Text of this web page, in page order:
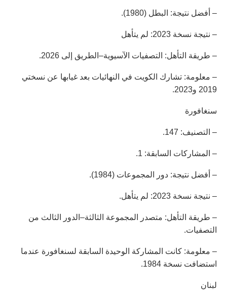
– أفضل نتيجة: البطل (1980).
– نتيجة نسخة 2023: لم يتأهل
– طريقة التأهل: التصفيات الآسيوية–الطريق إلى 2026.
– معلومة: تشارك الكويت في النهائيات بعد غيابها عن نسختي
2019 و2023.
سنغافورة
– التصنيف: 147.
– المشاركات السابقة: 1.
– أفضل نتيجة: دور المجموعات (1984).
– نتيجة نسخة 2023: لم يتأهل.
– طريقة التأهل: متصدر المجموعة الثالثة–الدور الثالث من
التصفيات.
– معلومة: كانت المشاركة الوحيدة السابقة لسنغافورة عندما
استضافت نسخة 1984.
لبنان